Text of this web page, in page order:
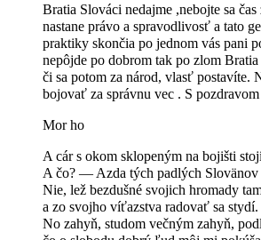
Bratia Slováci nedajme ,nebojte sa
nastane právo a spravodlivosť a tato
praktiky skončia po jednom vás pani
nepôjde po dobrom tak po zlom
či sa potom za národ, vlasť postavíte.
bojovať za správnu vec . S
Mor ho
A cár s okom sklopeným na bojišti
A čo? — Azda tých padlých
Nie, lež bezdušné svojich hromady
a zo svojho víťazstva radovať sa stydí.
No zahyň, studom večným zahyň,